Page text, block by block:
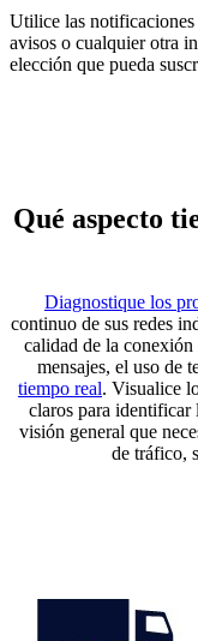
Utilice las
avisos o cualquier otra
elección que pueda
Qué aspecto
Diagnostique los
continuo de sus redes
calidad de la
mensajes, el uso de
tiempo real. Visualice
claros para identificar
visión general que
de tráfico,